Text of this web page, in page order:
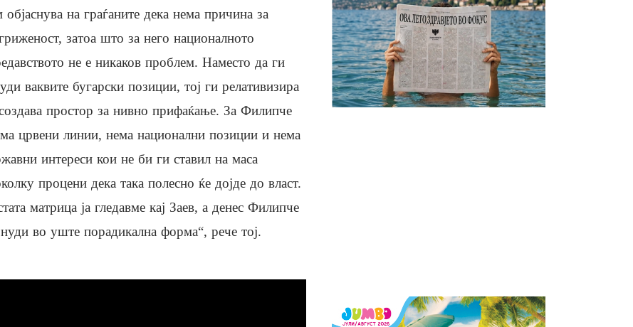
објаснува на граѓаните дека нема причина за
затоа што за него националното
не е никаков проблем. Наместо да ги
ваквите бугарски позиции, тој ги релативизира
простор за нивно прифаќање. За Филипче
црвени линии, нема национални позиции и нема
интереси кои не би ги ставил на маса
процени дека така полесно ќе дојде до власт.
матрица ја гледавме кај Заев, а денес Филипче
нуди во уште порадикална форма“, рече тој.